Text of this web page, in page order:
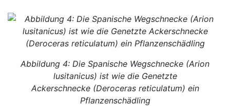
Abbildung 4: Die Spanische Wegschnecke (Arion
lusitanicus) ist wie die Genetzte
Ackerschnecke (Deroceras reticulatum) ein
Pflanzenschädling